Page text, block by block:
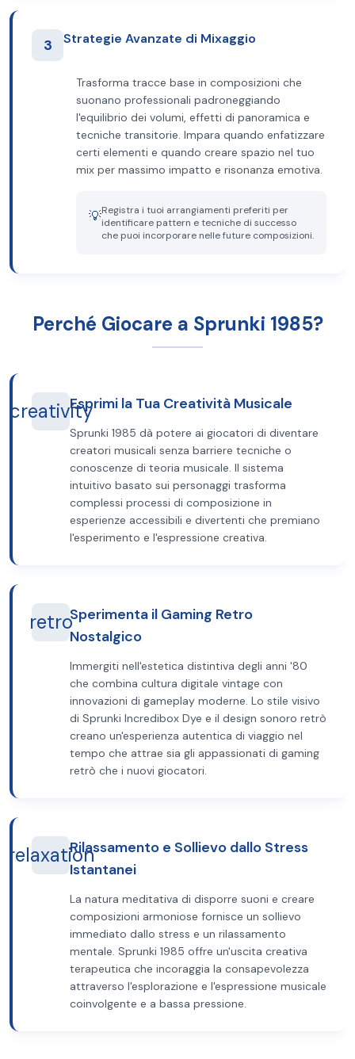
3 Strategie Avanzate di Mixaggio
Trasforma tracce base in composizioni che
suonano professionali padroneggiando
l'equilibrio dei volumi, effetti di panoramica e
tecniche transitorie. Impara quando enfatizzare
certi elementi e quando creare spazio nel tuo
mix per massimo impatto e risonanza emotiva.
💡Registra i tuoi arrangiamenti preferiti per
identificare pattern e tecniche di successo
che puoi incorporare nelle future composizioni.
Perché Giocare a Sprunki 1985?
creativityEsprimi la Tua Creatività Musicale
Sprunki 1985 dà potere ai giocatori di diventare
creatori musicali senza barriere tecniche o
conoscenze di teoria musicale. Il sistema
intuitivo basato sui personaggi trasforma
complessi processi di composizione in
esperienze accessibili e divertenti che premiano
l'esperimento e l'espressione creativa.
retroSperimenta il Gaming Retro
Nostalgico
Immergiti nell'estetica distintiva degli anni '80
che combina cultura digitale vintage con
innovazioni di gameplay moderne. Lo stile visivo
di Sprunki Incredibox Dye e il design sonoro retrò
creano un'esperienza autentica di viaggio nel
tempo che attrae sia gli appassionati di gaming
retrò che i nuovi giocatori.
relaxationRilassamento e Sollievo dallo Stress
Istantanei
La natura meditativa di disporre suoni e creare
composizioni armoniose fornisce un sollievo
immediato dallo stress e un rilassamento
mentale. Sprunki 1985 offre un'uscita creativa
terapeutica che incoraggia la consapevolezza
attraverso l'esplorazione e l'espressione musicale
coinvolgente e a bassa pressione.